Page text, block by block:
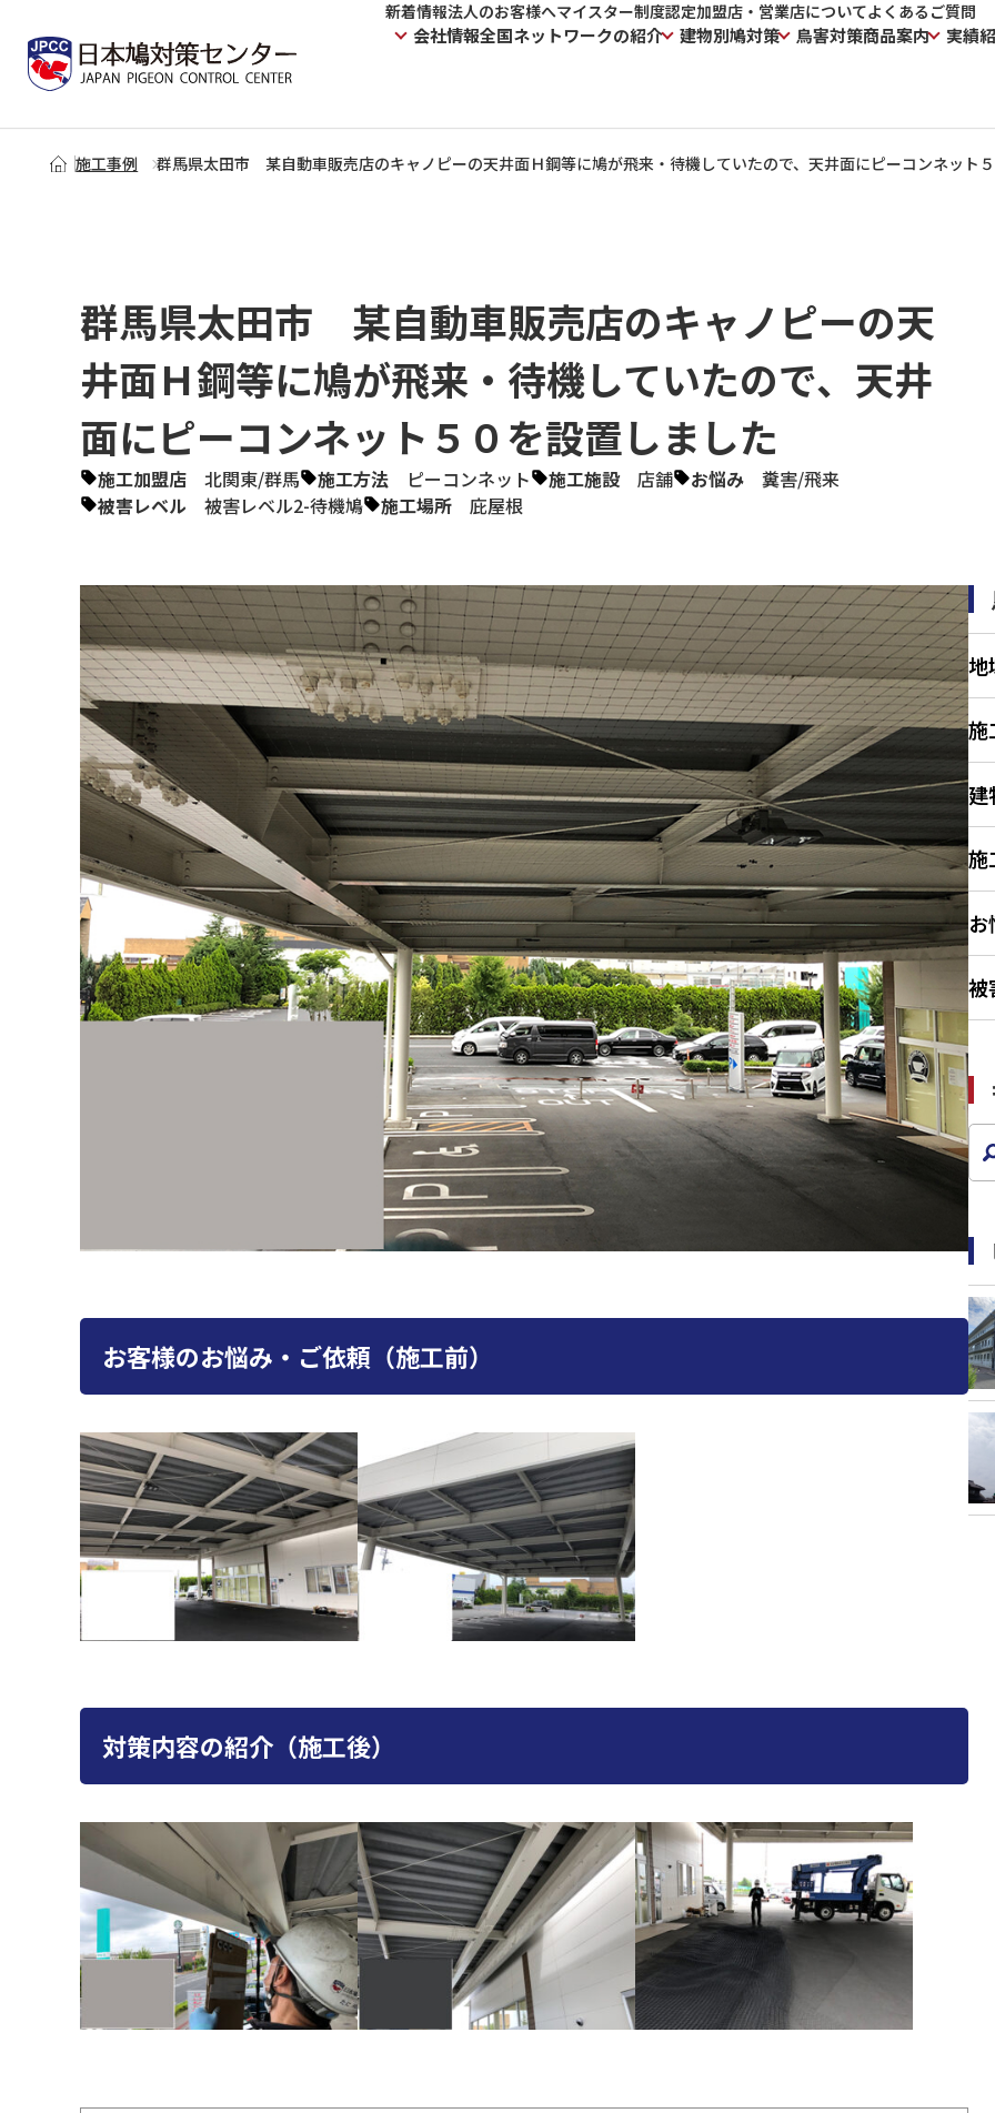
新着情報法人のお客様へマイスター制度認定加盟店・営業店についてよくあるご質問
会社情報全国ネットワークの紹介 建物別鳩対策 鳥害対策商品案内 実績
施工事例 群馬県太田市 某自動車販売店のキャノピーの天井面Ｈ鋼等に鳩が飛来・待機していたので、天井面にピーコンネット
群馬県太田市 某自動車販売店のキャノピーの天
井面Ｈ鋼等に鳩が飛来・待機していたので、天井
面にピーコンネット５０を設置しました
施工加盟店 北関東/群馬 施工方法 ピーコンネット 施工施設 店舗 お悩み 糞害/飛来
被害レベル
被害レベル2-待機鳩 施工場所 庇屋根
お客様のお悩み・ご依頼（施工前）
対策内容の紹介（施工後）
地
施
建
施
被